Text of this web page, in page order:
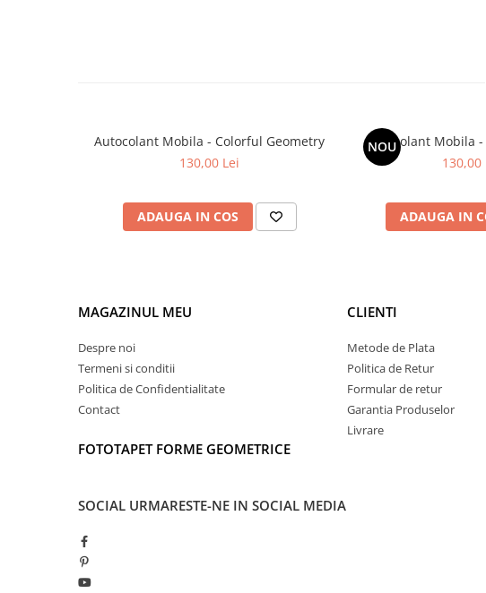
Autocolant Mobila - Colorful Geometry
130,00 Lei
ADAUGA IN COS
NOU
Autocolant Mobila
130,00
ADAUGA IN
MAGAZINUL MEU
Despre noi
Termeni si conditii
Politica de Confidentialitate
Contact
FOTOTAPET FORME GEOMETRICE
CLIENTI
Metode de Plata
Politica de Retur
Formular de retur
Garantia Produselor
Livrare
SOCIAL URMARESTE-NE IN SOCIAL MEDIA